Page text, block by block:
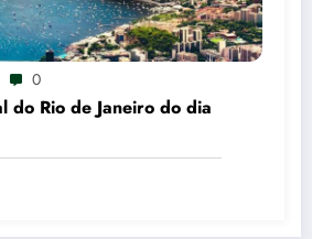
0
do Rio de Janeiro do dia